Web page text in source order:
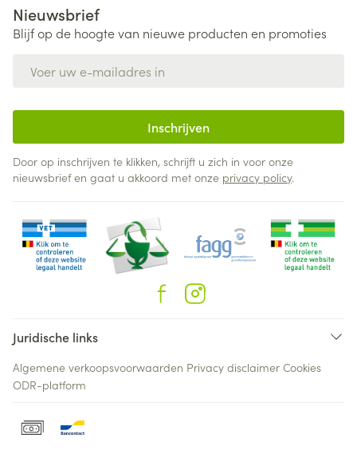
Nieuwsbrief
Blijf op de hoogte van nieuwe producten en promoties
Inschrijven
Door op inschrijven te klikken, schrijft u zich in voor onze
nieuwsbrief en gaat u akkoord met onze privacy policy.
Juridische links
Algemene verkoopsvoorwaarden Privacy disclaimer Cookies
ODR-platform